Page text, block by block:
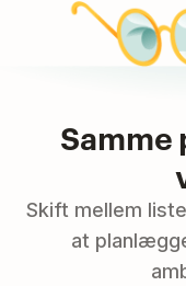
Skift mellem
at